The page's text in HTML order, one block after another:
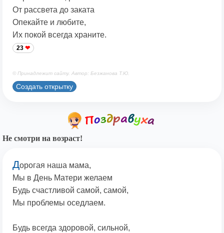
От рассвета до заката
Опекайте и любите,
Их покой всегда храните.
23
© Принадлежит сайту. Автор: Безжанова Т.Ю.
Создать открытку
Не смотри на возраст!
Дорогая наша мама,
Мы в День Матери желаем
Будь счастливой самой, самой,
Мы проблемы оседлаем.
Будь всегда здоровой, сильной,